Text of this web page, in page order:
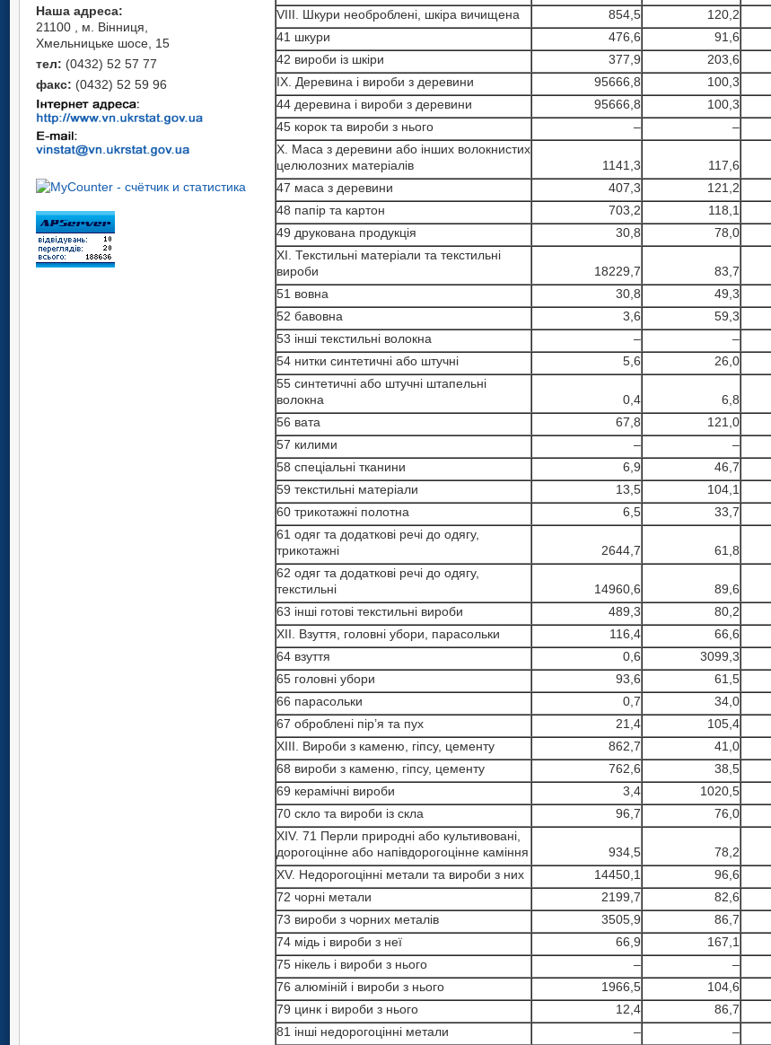
Наша адреса:
21100 , м. Вінниця,
Хмельницьке шосе, 15
тел: (0432) 52 57 77
факс: (0432) 52 59 96
VIII. Шкури необроблені, шкіра вичищена
854,5 120,2
41 шкури
476,6 91,6
42 вироби із шкіри
377,9 203,6
IX. Деревина і вироби з деревини
95666,8 100,3
44 деревина і вироби з деревини
95666,8 100,3
45 корок та вироби з нього
– –
X. Маса з деревини або інших волокнистих
целюлозних матеріалів
1141,3 117,6
47 маса з деревини
407,3 121,2
48 папір та картон
703,2 118,1
49 друкована продукція
30,8 78,0
ХI. Текстильні матеріали та текстильні
вироби
18229,7 83,7
51 вовна
30,8 49,3
52 бавовна
3,6 59,3
53 інші текстильні волокна
– –
54 нитки синтетичні або штучні
5,6 26,0
55 синтетичні або штучні штапельні
волокна
0,4 6,8
56 вата
67,8 121,0
57 килими
– –
58 спеціальні тканини
6,9 46,7
59 текстильні матеріали
13,5 104,1
60 трикотажні полотна
6,5 33,7
61 одяг та додаткові речі до одягу,
трикотажні
2644,7 61,8
62 одяг та додаткові речі до одягу,
текстильні
14960,6 89,6
63 інші готові текстильні вироби
489,3 80,2
XII. Взуття, головні убори, парасольки
116,4 66,6
64 взуття
0,6 3099,3
65 головні убори
93,6 61,5
66 парасольки
0,7 34,0
67 оброблені пір’я та пух
21,4 105,4
XIII. Вироби з каменю, гіпсу, цементу
862,7 41,0
68 вироби з каменю, гіпсу, цементу
762,6 38,5
69 керамічні вироби
3,4 1020,5
70 скло та вироби із скла
96,7 76,0
XIV. 71 Перли природні або культивовані,
дорогоцінне або напівдорогоцінне каміння
934,5 78,2
XV. Недорогоцінні метали та вироби з них
14450,1 96,6
72 чорні метали
2199,7 82,6
73 вироби з чорних металів
3505,9 86,7
74 мідь i вироби з неї
66,9 167,1
75 нiкель i вироби з нього
– –
76 алюміній i вироби з нього
1966,5 104,6
79 цинк i вироби з нього
12,4 86,7
81 інші недорогоцінні метали
– –